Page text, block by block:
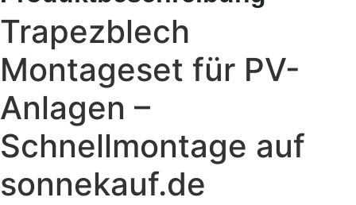
Trapezblech
Montageset für PV-
Anlagen –
Schnellmontage auf
sonnekauf.de